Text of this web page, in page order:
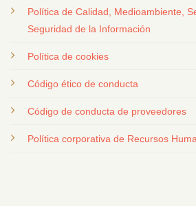
Política de Calidad, Medioambiente,
Seguridad de la Información
Política de cookies
Código ético de conducta
Código de conducta de proveedores
Política corporativa de Recursos